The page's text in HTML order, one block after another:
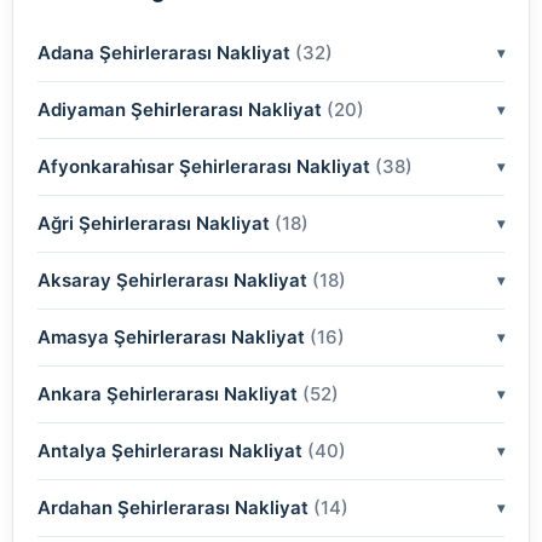
Adana Şehirlerarası Nakliyat (32)
(2)
(2)
(2)
(2)
(2)
(2)
(2)
(2)
Adiyaman Şehirlerarası Nakliyat (20)
(2)
(2)
(2)
(2)
(2)
(2)
(2)
Afyonkarahi̇sar Şehirlerarası Nakliyat (38)
(2)
(2)
(2)
(2)
(2)
(2)
Ağri Şehirlerarası Nakliyat (18)
(2)
(2)
(2)
(2)
(2)
Aksaray Şehirlerarası Nakliyat (18)
(2)
(2)
(2)
(2)
Amasya Şehirlerarası Nakliyat (16)
(2)
(2)
(2)
Ankara Şehirlerarası Nakliyat (52)
(2)
(2)
Antalya Şehirlerarası Nakliyat (40)
(2)
Ardahan Şehirlerarası Nakliyat (14)